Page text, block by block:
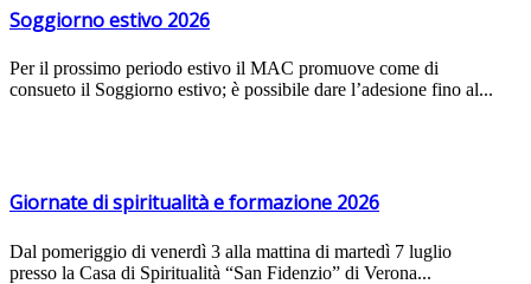
Soggiorno estivo 2026
Per il prossimo periodo estivo il MAC promuove come di
consueto il Soggiorno estivo; è possibile dare l’adesione fino al...
Giornate di spiritualità e formazione 2026
Dal pomeriggio di venerdì 3 alla mattina di martedì 7 luglio
presso la Casa di Spiritualità “San Fidenzio” di Verona...